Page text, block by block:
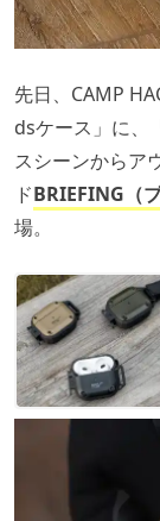
先日、CAMP
dsケース」に、
スシーンからア
ドBRIEFING（
場。